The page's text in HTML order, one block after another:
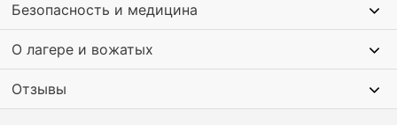
Безопасность и медицина
О лагере и вожатых
Отзывы